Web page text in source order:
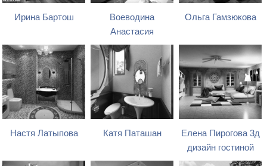
Ирина Бартош
Воеводина
Анастасия
Ольга Гамзюкова
Настя Латыпова Катя Паташан
Елена Пирогова 3д
дизайн гостиной